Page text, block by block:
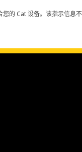
的 Cat 设备。该指示信息不